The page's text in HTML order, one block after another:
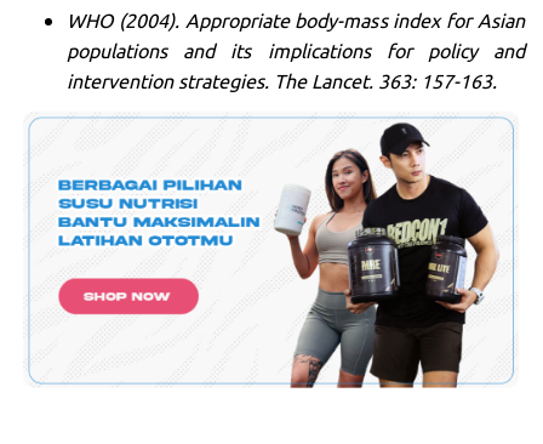
WHO (2004). Appropriate body-mass index for Asian
populations and its implications for policy and
intervention strategies. The Lancet. 363: 157-163.